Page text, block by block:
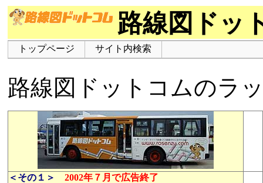
路線図ドッ
トップページ サイト内検索
路線図ドットコムのラ
＜その１＞ 2002年７月で広告終了